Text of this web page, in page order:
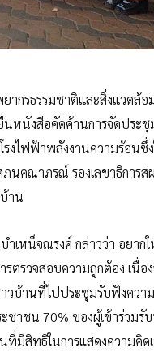
กรธรรมชาติและสิ่งแวดล้
หนังสือคัดค้านการจัดประ
รงไฟฟ้าพลังงานความร้อ
นคณาภรณ์ รองเลขาธิการ
าน
น็จณรงค์ กล่าวว่า อยาก
รวจสอบความถูกต้อง เนื่
บ้านที่ไปประชุมรับฟังคว
ชน 70% ของผู้เข้าร่วมรั
ที่มีสิทธิในการแสดงความคิ